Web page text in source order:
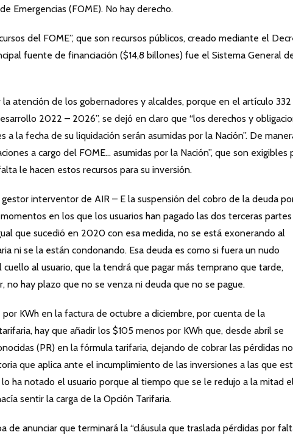
Emergencias (FOME). No hay derecho.
del FOME”, que son recursos públicos, creado mediante el
fuente de financiación ($14,8 billones) fue el Sistema General
atención de los gobernadores y alcaldes, porque en el artículo 332
2022 – 2026”, se dejó en claro que “los derechos y
a la fecha de su liquidación serán asumidas por la Nación”. De
a cargo del FOME… asumidas por la Nación”, que son exigibles
le hacen estos recursos para su inversión.
interventor de AIR – E la suspensión del cobro de la deuda
en los que los usuarios han pagado las dos terceras
que sucedió en 2020 con esa medida, no se está exonerando al
ni se la están condonando. Esa deuda es como si fuera un nudo
al usuario, que la tendrá que pagar más temprano que tarde,
no hay plazo que no se venza ni deuda que no se pague.
KWh en la factura de octubre a diciembre, por cuenta de la
hay que añadir los $105 menos por KWh que, desde abril se
(PR) en la fórmula tarifaria, dejando de cobrar las pérdidas no
que aplica ante el incumplimiento de las inversiones a las que
ha notado el usuario porque al tiempo que se le redujo a la mitad
sentir la carga de la Opción Tarifaria.
de anunciar que terminará la “cláusula que traslada pérdidas por